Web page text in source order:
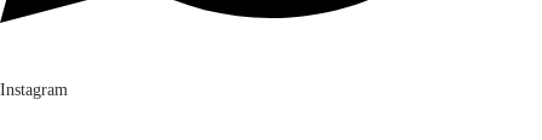
Instagram